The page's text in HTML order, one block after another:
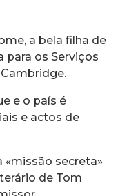
a bela filha de
para os Serviços
e o país é
e actos de
«missão secreta»
de Tom